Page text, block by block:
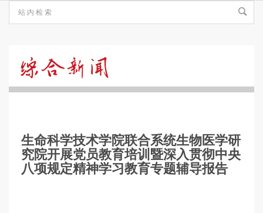
新
生命科学技术学院联合系统生物医学研
究院开展党员教育培训暨深入贯彻中央
八项规定精神学习教育专题辅导报告